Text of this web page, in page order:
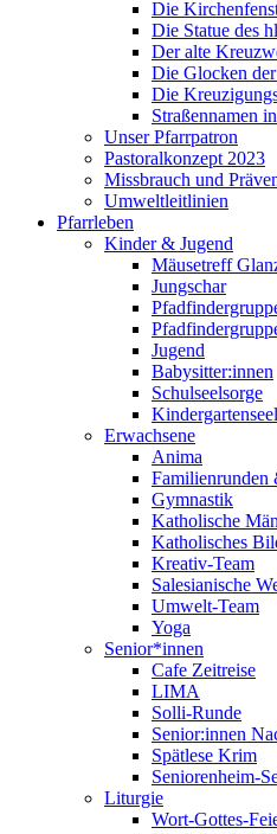
Die
Die Statue des
Der alte
Die Glocken
Die
Straßennamen
Unser Pfarrpatron
Pastoralkonzept 2023
Missbrauch und
Umweltleitlinien
Pfarrleben
Kinder & Jugend
Mäusetreff
Jungschar
Jugend
Babysitter:innen
Schulseelsorge
Erwachsene
Anima
Familienrunden
Gymnastik
Katholische
Katholisches
Kreativ-Team
Salesianische
Umwelt-Team
Yoga
Senior*innen
Cafe Zeitreise
LIMA
Solli-Runde
Senior:innen
Spätlese Krim
Seniorenheim-
Liturgie
Wort-Gottes-